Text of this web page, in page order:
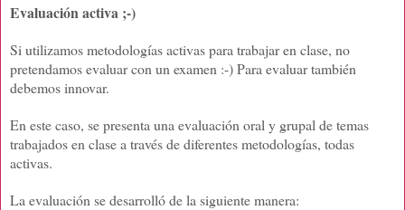
Evaluación activa ;-)
Si utilizamos metodologías activas para trabajar en clase, no
pretendamos evaluar con un examen :-) Para evaluar también
debemos innovar.
En este caso, se presenta una evaluación oral y grupal de temas
trabajados en clase a través de diferentes metodologías, todas
activas.
La evaluación se desarrolló de la siguiente manera: